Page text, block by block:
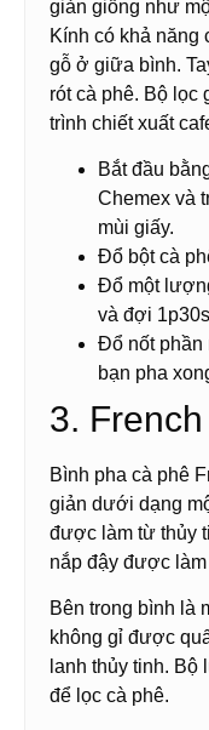
giản giống như
Kính có khả năng
gỗ ở giữa bình.
rót cà phê. Bộ lọc
trình chiết xuất
Bắt đầu
Chemex và
mùi giấy.
Đổ bột cà
Đổ một
và đợi
Đổ nốt phần
bạn pha
3.
Bình pha cà phê
giản dưới dạng
được làm từ thủy
nắp đậy được
Bên trong bình là
không gỉ được
lanh thủy tinh. Bộ
để lọc cà phê.